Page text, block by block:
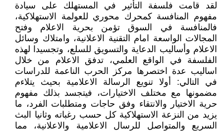
لقد قامت فلسفة التأثير في المستهلك على سيادة
مفهوم المنافسة كمحرك محوري للعولمة الاستهلاكية،
فالمنافسة في السوق تؤمن بحرية الاعلام وفتح
المجالات الواسعة امام التقنية الاعلانية، وامتلاك وسائل
الاعلام وأساليب الدعاية والتسويق للسلع، وتجسيدا لهذه
الفلسفة في الواقع العلمي، تدفق الاعلام من خلال
اساليب عدة اختصرها مركز الحرب الناعمة للدراسات
في التالي: أولا تنويع الرسالة الاعلامية بحيث يتلاءم
مضمونها مع مختلف الاختيارات، فيتجسد بذلك مفهوم
حرية الاختيار والانتقاء وفق حاجات ومتطلبات الفرد، ما
يزيد من النزعة الاستهلاكية كل حسب رغباته وثانيا البث
السريع والمتواصل للرسال الاعلامية والاعلانية، مما